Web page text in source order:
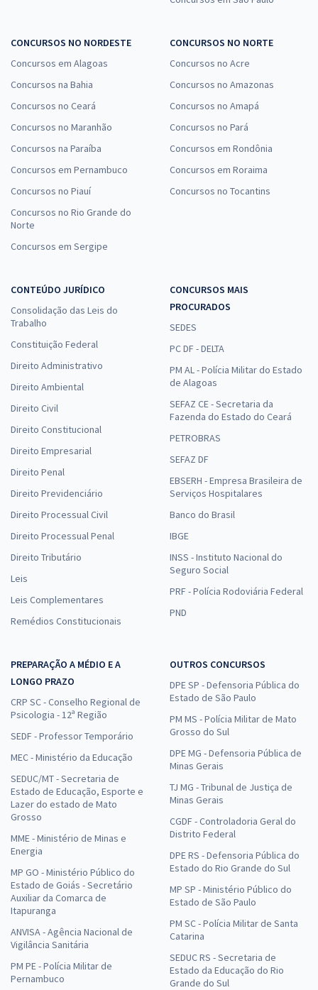
CONCURSOS NO NORDESTE
Concursos em Alagoas
Concursos na Bahia
Concursos no Ceará
Concursos no Maranhão
Concursos na Paraíba
Concursos em Pernambuco
Concursos no Piauí
Concursos no Rio Grande do
Norte
Concursos em Sergipe
CONCURSOS NO NORTE
Concursos no Acre
Concursos no Amazonas
Concursos no Amapá
Concursos no Pará
Concursos em Rondônia
Concursos em Roraima
Concursos no Tocantins
CONTEÚDO JURÍDICO
Consolidação das Leis do
Trabalho
Constituição Federal
Direito Administrativo
Direito Ambiental
Direito Civil
Direito Constitucional
Direito Empresarial
Direito Penal
Direito Previdenciário
Direito Processual Civil
Direito Processual Penal
Direito Tributário
Leis
Leis Complementares
Remédios Constitucionais
CONCURSOS MAIS
PROCURADOS
SEDES
PC DF - DELTA
PM AL - Polícia Militar do Estado
de Alagoas
SEFAZ CE - Secretaria da
Fazenda do Estado do Ceará
PETROBRAS
SEFAZ DF
EBSERH - Empresa Brasileira de
Serviços Hospitalares
Banco do Brasil
IBGE
INSS - Instituto Nacional do
Seguro Social
PRF - Polícia Rodoviária Federal
PND
PREPARAÇÃO A MÉDIO E A
LONGO PRAZO
CRP SC - Conselho Regional de
Psicologia - 12ª Região
SEDF - Professor Temporário
MEC - Ministério da Educação
SEDUC/MT - Secretaria de
Estado de Educação, Esporte e
Lazer do estado de Mato
Grosso
MME - Ministério de Minas e
Energia
MP GO - Ministério Público do
Estado de Goiás - Secretário
Auxiliar da Comarca de
Itapuranga
ANVISA - Agência Nacional de
Vigilância Sanitária
PM PE - Polícia Militar de
Pernambuco
OUTROS CONCURSOS
DPE SP - Defensoria Pública do
Estado de São Paulo
PM MS - Polícia Militar de Mato
Grosso do Sul
DPE MG - Defensoria Pública de
Minas Gerais
TJ MG - Tribunal de Justiça de
Minas Gerais
CGDF - Controladoria Geral do
Distrito Federal
DPE RS - Defensoria Pública do
Estado do Rio Grande do Sul
MP SP - Ministério Público do
Estado de São Paulo
PM SC - Polícia Militar de Santa
Catarina
SEDUC RS - Secretaria de
Estado da Educação do Rio
Grande do Sul